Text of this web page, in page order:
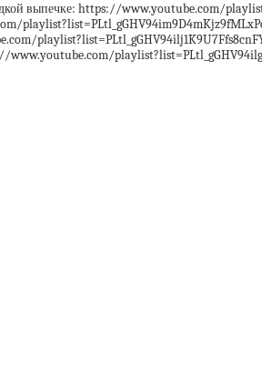
выпечке: https://www.youtube.com/